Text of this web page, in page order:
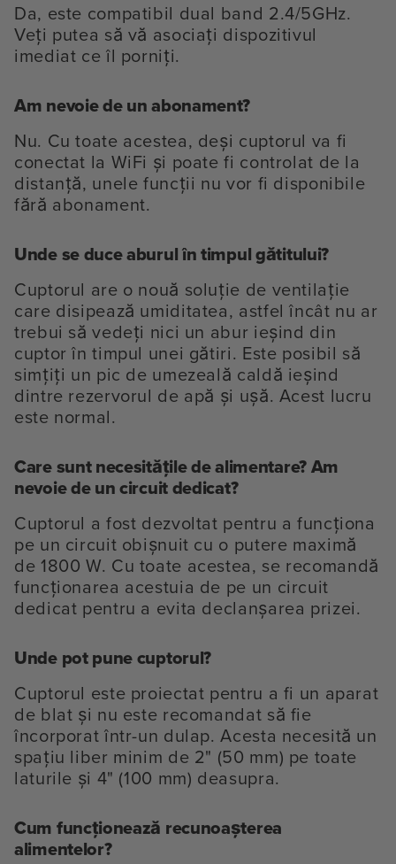
Da, este compatibil dual band 2.4/5GHz.
Veți putea să vă asociați dispozitivul
imediat ce îl porniți.
Am nevoie de un abonament?
Nu. Cu toate acestea, deși cuptorul va fi
conectat la WiFi și poate fi controlat de la
distanță, unele funcții nu vor fi disponibile
fără abonament.
Unde se duce aburul în timpul gătitului?
Cuptorul are o nouă soluție de ventilație
care disipează umiditatea, astfel încât nu ar
trebui să vedeți nici un abur ieșind din
cuptor în timpul unei gătiri. Este posibil să
simțiți un pic de umezeală caldă ieșind
dintre rezervorul de apă și ușă. Acest lucru
este normal.
Care sunt necesitățile de alimentare? Am
nevoie de un circuit dedicat?
Cuptorul a fost dezvoltat pentru a funcționa
pe un circuit obișnuit cu o putere maximă
de 1800 W. Cu toate acestea, se recomandă
funcționarea acestuia de pe un circuit
dedicat pentru a evita declanșarea prizei.
Unde pot pune cuptorul?
Cuptorul este proiectat pentru a fi un aparat
de blat și nu este recomandat să fie
încorporat într-un dulap. Acesta necesită un
spațiu liber minim de 2" (50 mm) pe toate
laturile și 4" (100 mm) deasupra.
Cum funcționează recunoașterea
alimentelor?